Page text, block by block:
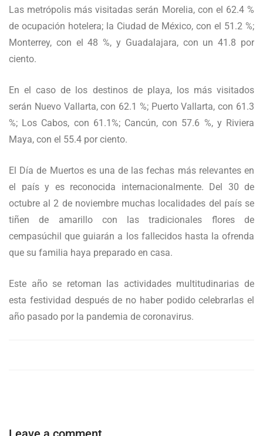
Las metrópolis más visitadas serán Morelia, con el 62.4 %
de ocupación hotelera; la Ciudad de México, con el 51.2 %;
Monterrey, con el 48 %, y Guadalajara, con un 41.8 por
ciento.
En el caso de los destinos de playa, los más visitados
serán Nuevo Vallarta, con 62.1 %; Puerto Vallarta, con 61.3
%; Los Cabos, con 61.1%; Cancún, con 57.6 %, y Riviera
Maya, con el 55.4 por ciento.
El Día de Muertos es una de las fechas más relevantes en
el país y es reconocida internacionalmente. Del 30 de
octubre al 2 de noviembre muchas localidades del país se
tiñen de amarillo con las tradicionales flores de
cempasúchil que guiarán a los fallecidos hasta la ofrenda
que su familia haya preparado en casa.
Este año se retoman las actividades multitudinarias de
esta festividad después de no haber podido celebrarlas el
año pasado por la pandemia de coronavirus.